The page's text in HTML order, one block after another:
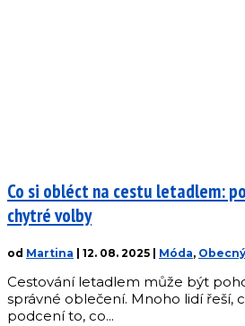
Co si obléct na cestu letadlem:
chytré volby
od Martina 12. 08. 2025 Móda,
Cestování letadlem může být
správné oblečení. Mnoho lidí řeší,
podcení to, co...